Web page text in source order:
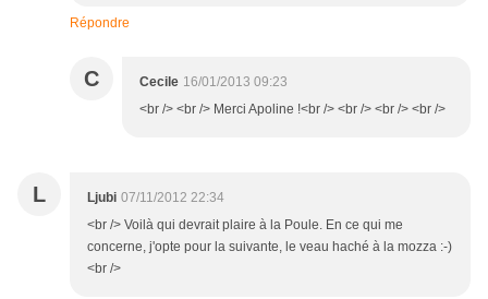
Répondre
C Cecile 16/01/2013 09:23
<br /> <br /> Merci Apoline !<br /> <br /> <br /> <br />
L Ljubi 07/11/2012 22:34
<br /> Voilà qui devrait plaire à la Poule. En ce qui me
concerne, j'opte pour la suivante, le veau haché à la mozza :-)
<br />